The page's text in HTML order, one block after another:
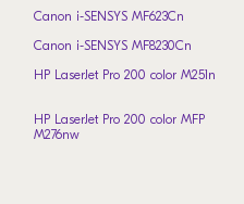
Canon i-SENSYS MF623Cn
Canon i-SENSYS MF8230Cn
HP LaserJet Pro 200 color M251n
HP LaserJet Pro 200 color MFP
M276nw